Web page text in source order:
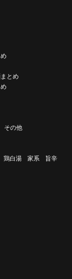
とめ
その他
鶏白湯 家系
旨辛